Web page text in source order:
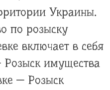
Украины.
по розыску
включает в себя
имущества
— Розыск